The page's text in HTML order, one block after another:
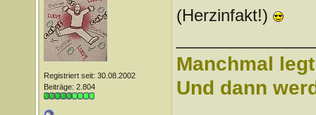
Registriert seit: 30.08.2002
Beiträge: 2.804
(Herzinfakt!)
Manchmal
Und dann